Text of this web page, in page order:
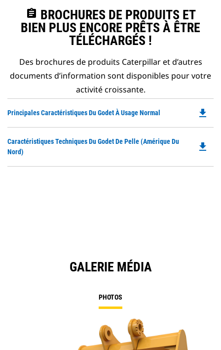
assignment BROCHURES DE PRODUITS ET
BIEN PLUS ENCORE PRÊTS À ÊTRE
TÉLÉCHARGÉS !
Des brochures de produits Caterpillar et d’autres
documents d’information sont disponibles pour votre
activité croissante.
Principales Caractéristiques Du Godet À Usage Normal file_download
Caractéristiques Techniques Du Godet De Pelle (Amérique Du
Nord)
file_download
GALERIE MÉDIA
PHOTOS